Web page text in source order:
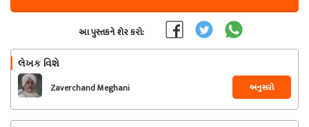
આ પુસ્તકને શેર કરો:
લેખક વિશે
Zaverchand Meghani અનુસરો